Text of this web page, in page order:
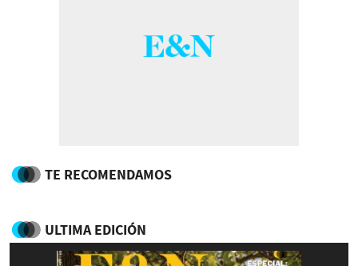
TE RECOMENDAMOS
ULTIMA EDICIÓN